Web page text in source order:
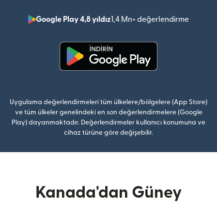
Google Play 4,8 yıldız1,4 Mn+ değerlendirme
Uygulama değerlendirmeleri tüm ülkelere/bölgelere (App Store)
ve tüm ülkeler genelindeki en son değerlendirmelere (Google
Play) dayanmaktadır. Değerlendirmeler kullanıcı konumuna ve
cihaz türüne göre değişebilir.
Kanada'dan Güney